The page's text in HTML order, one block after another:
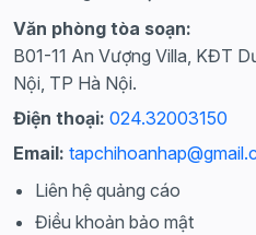
Văn phòng tòa soạn:
B01-11 An Vượng Villa, KĐT
Nội, TP Hà Nội.
Điện thoại: 024.32003150
Email:
Liên hệ quảng cáo
Điều khoản bảo mật